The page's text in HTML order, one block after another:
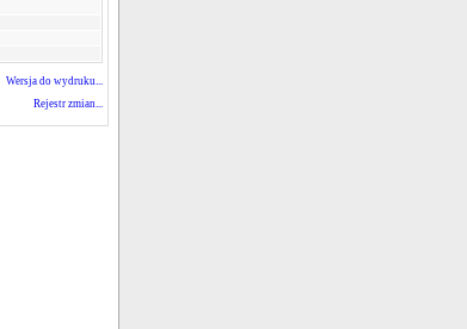
Wersja do wydruku...
Rejestr zmian...